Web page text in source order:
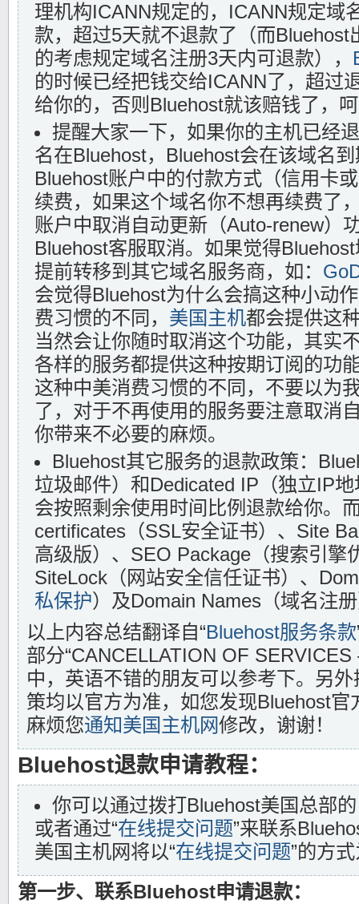
理机构ICANN规定的，ICANN规定域
款，超过5天就不退款了（而Bluehost
的考虑规定域名注册3天内可退款），
的时候已经把钱交给ICANN了，超过
给你的，否则Bluehost就该赔钱了，
提醒大家一下，如果你的主机已经
名在Bluehost，Bluehost会在该域名
Bluehost账户中的付款方式（信用卡或
续费，如果这个域名你不想再续费了
账户中取消自动更新（Auto-renew）
Bluehost客服取消。如果觉得
提前转移到其它域名服务商，如：
会觉得Bluehost为什么会搞这种小动
费习惯的不同， 美国主机都会提供这
当然会让你随时取消这个功能，其实
各样的服务都提供这种按期订阅的功
这种中美消费习惯的不同，不要以为
了，对于不再使用的服务要注意取消
你带来不必要的麻烦。
Bluehost其它服务的退款政策：
垃圾邮件）和Dedicated IP（独立IP
会按照剩余使用时间比例退款给你。
certificates（SSL安全证书）、Site
高级版）、SEO Package（搜索引擎
SiteLock（网站安全信任证书）、
私保护）及Domain Names（域名注
以上内容总结翻译自“Bluehost服务条款
部分“CANCELLATION OF
中，英语不错的朋友可以参考下。另
策均以官方为准，如您发现Bluehost
麻烦您通知美国主机网修改，谢谢！
Bluehost退款申请教程：
你可以通过拨打Bluehost美国总部的
或者通过“在线提交问题”来联系
美国主机网将以“在线提交问题”的方
第一步、联系Bluehost申请退款：